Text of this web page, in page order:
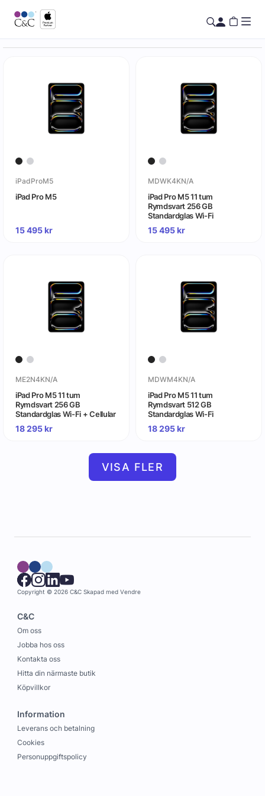
iPadProM5
iPad Pro M5
15 495kr
MDWK4KN/A
iPad Pro M5 11 tum
Rymdsvart 256 GB
Standardglas Wi-Fi
15 495kr
ME2N4KN/A
iPad Pro M5 11 tum
Rymdsvart 256 GB
Standardglas Wi-Fi + Cellular
18 295kr
MDWM4KN/A
iPad Pro M5 11 tum
Rymdsvart 512 GB
Standardglas Wi-Fi
18 295kr
VISA FLER
Copyright © 2026 C&C Skapad med Vendre
C&C
Om oss
Jobba hos oss
Kontakta oss
Hitta din närmaste butik
Köpvillkor
Information
Leverans och betalning
Cookies
Personuppgiftspolicy